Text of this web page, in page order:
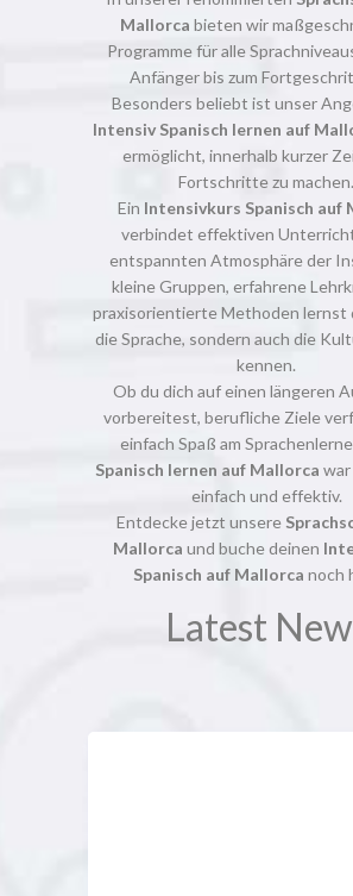
Mallorca bieten wir
Programme für alle
Anfänger bis zum
Besonders beliebt ist unser
Intensiv Spanisch lernen auf
ermöglicht, innerhalb kurzer
Fortschritte zu machen.
Ein Intensivkurs Spanisch auf
verbindet effektiven
entspannten Atmosphäre der
kleine Gruppen, erfahrene
praxisorientierte Methoden lernst
die Sprache, sondern auch die
kennen.
Ob du dich auf einen längeren
vorbereitest, berufliche Ziele
einfach Spaß am
Spanisch lernen auf Mallorca
einfach und effektiv.
Entdecke jetzt unsere
Mallorca und buche deinen
Spanisch auf Mallorca noch
Latest